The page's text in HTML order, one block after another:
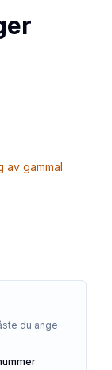
av gammal
du ange